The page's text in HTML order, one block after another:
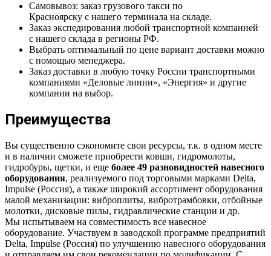
Самовывоз: заказ грузового такси по
Красноярску с нашего терминала на складе.
Заказ экспедирования любой транспортной компанией
с нашего склада в регионы РФ.
Выбрать оптимальный по цене вариант доставки можно
с помощью менеджера.
Заказ доставки в любую точку России транспортными
компаниями «Деловые линии», «Энергия» и другие
компании на выбор.
Преимущества
Вы существенно сэкономите свои ресурсы, т.к. в одном месте
и в наличии сможете приобрести ковши, гидромолоты,
гидробуры, щетки, и еще более 49 разновидностей навесного
оборудования, реализуемого под торговыми марками Delta,
Impulse (Россия), а также широкий ассортимент оборудования
малой механизации: виброплиты, вибротрамбовки, отбойные
молотки, дисковые пилы, гидравлические станции и др.
Мы испытываем на совместимость все навесное
оборудование. Участвуем в заводской программе предприятий
Delta, Impulse (Россия) по улучшению навесного оборудования